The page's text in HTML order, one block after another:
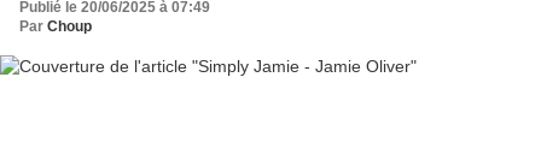
Publié le 20/06/2025 à 07:49
Par Choup